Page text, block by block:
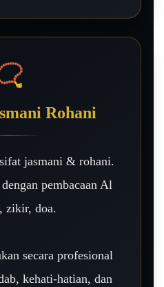
Rohani
jasmani & rohani.
pembacaan Al
zikir, doa.
secara profesional
kehati-hatian, dan